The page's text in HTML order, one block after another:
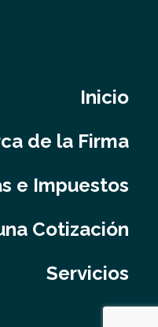
Inicio
de la Firma
e Impuestos
Cotización
Servicios